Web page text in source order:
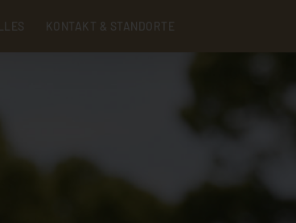
KONTAKT & STANDORTE